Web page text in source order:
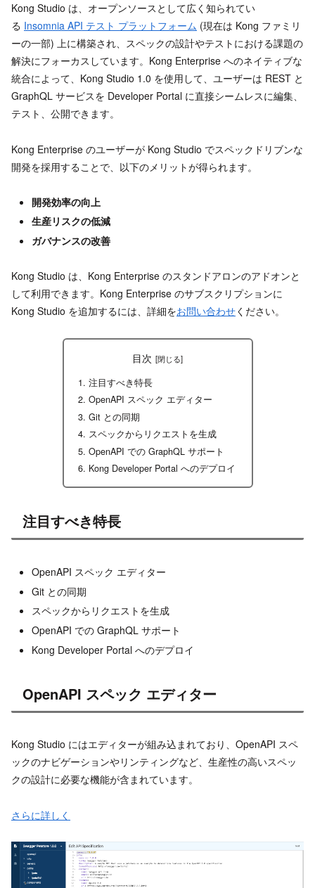
Kong Studio は、オープンソースとして広く知られてい
る Insomnia API テスト プラットフォーム (現在は Kong ファミリ
ーの一部) 上に構築され、スペックの設計やテストにおける課題の
解決にフォーカスしています。Kong Enterprise へのネイティブな
統合によって、Kong Studio 1.0 を使用して、ユーザーは REST と
GraphQL サービスを Developer Portal に直接シームレスに編集、
テスト、公開できます。
Kong Enterprise のユーザーが Kong Studio でスペックドリブンな
開発を採用することで、以下のメリットが得られます。
開発効率の向上
生産リスクの低減
ガバナンスの改善
Kong Studio は、Kong Enterprise のスタンドアロンのアドオンと
して利用できます。Kong Enterprise のサブスクリプションに
Kong Studio を追加するには、詳細をお問い合わせください。
目次
注目すべき特長
OpenAPI スペック エディター
Git との同期
スペックからリクエストを生成
OpenAPI での GraphQL サポート
Kong Developer Portal へのデプロイ
注目すべき特長
OpenAPI スペック エディター
Git との同期
スペックからリクエストを生成
OpenAPI での GraphQL サポート
Kong Developer Portal へのデプロイ
OpenAPI スペック エディター
Kong Studio にはエディターが組み込まれており、OpenAPI スペ
ックのナビゲーションやリンティングなど、生産性の高いスペッ
クの設計に必要な機能が含まれています。
さらに詳しく